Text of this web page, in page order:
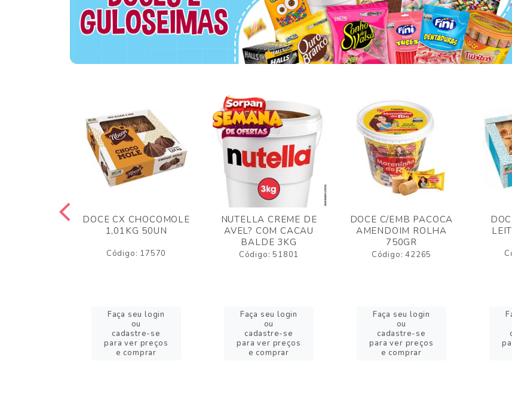
DOCE CX CHOCOMOLE
1,01KG 50UN
Código: 17570
Faça seu login
ou
cadastre-se
para ver preços
e comprar
NUTELLA CREME DE
AVEL? COM CACAU
BALDE 3KG
Código: 51801
Faça seu login
ou
cadastre-se
para ver preços
e comprar
DOCE C/EMB PACOCA
AMENDOIM ROLHA
750GR
Código: 42265
Faça seu login
ou
cadastre-se
para ver preços
e comprar